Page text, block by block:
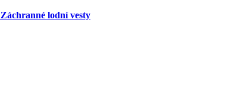
Záchranné lodní vesty